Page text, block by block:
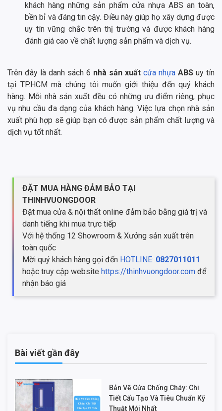
khách hàng những sản phẩm cửa nhựa ABS an toàn,
bền bỉ và đáng tin cậy. Điều này giúp họ xây dựng được
uy tín vững chắc trên thị trường và được khách hàng
đánh giá cao về chất lượng sản phẩm và dịch vụ.
Trên đây là danh sách 6 nhà sản xuất cửa nhựa ABS uy tín
tại TP.HCM mà chúng tôi muốn giới thiệu đến quý khách
hàng. Mỗi nhà sản xuất đều có những ưu điểm riêng, phục
vụ nhu cầu đa dạng của khách hàng. Việc lựa chọn nhà sản
xuất phù hợp sẽ giúp bạn có được sản phẩm chất lượng và
dịch vụ tốt nhất.
ĐẶT MUA HÀNG ĐẢM BẢO TẠI
THINHVUONGDOOR
Đặt mua cửa & nội thất online đảm bảo bằng giá trị và
danh tiếng khi mua trực tiếp
Với hệ thống 12 Showroom & Xưởng sản xuất trên
toàn quốc
Mời quý khách hàng gọi đến HOTLINE: 0827011011
hoặc truy cập website https://thinhvuongdoor.com để
nhận báo giá
Bài viết gần đây
Bản Vẽ Cửa Chống Cháy: Chi
Tiết Cấu Tạo Và Tiêu Chuẩn Kỹ
Thuật Mới Nhất